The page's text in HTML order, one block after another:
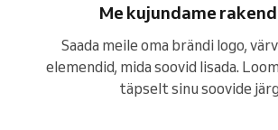
Me kujundame
Saada meile oma brändi logo,
elemendid, mida soovid lisada.
täpselt sinu soovide